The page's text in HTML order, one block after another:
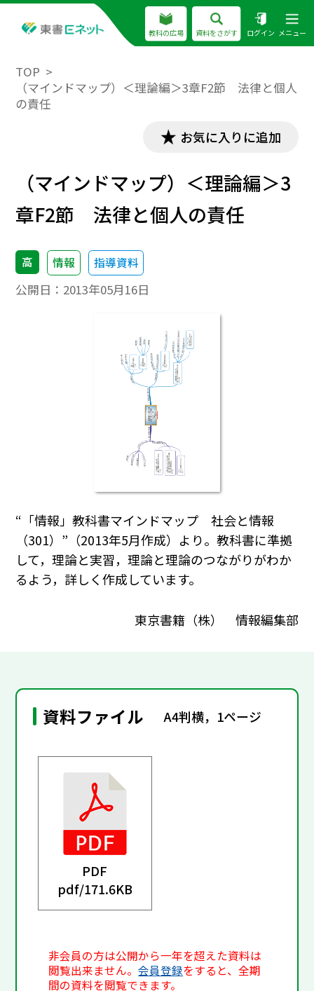
教科の広場 資料をさがす ログイン メニュー
TOP
（マインドマップ）＜理論編＞3章F2節 法律と個人
の責任
お気に入りに追加
（マインドマップ）＜理論編＞3
章F2節 法律と個人の責任
高 情報 指導資料
公開日： 2013年05月16日
“「情報」教科書マインドマップ 社会と情報
（301）”（2013年5月作成）より。教科書に準拠
して，理論と実習，理論と理論のつながりがわか
るよう，詳しく作成しています。
東京書籍（株） 情報編集部
資料ファイル A4判横，1ページ
PDF
pdf/171.6KB
非会員の方は公開から一年を超えた資料は
閲覧出来ません。会員登録をすると、全期
間の資料を閲覧できます。